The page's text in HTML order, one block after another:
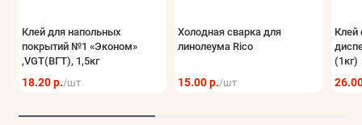
Клей для напольных
покрытий №1 «Эконом»
,VGT(ВГТ), 1,5кг
18.20 р./шт
Холодная сварка для
линолеума Rico
15.00 р./шт
Клей
(1кг)